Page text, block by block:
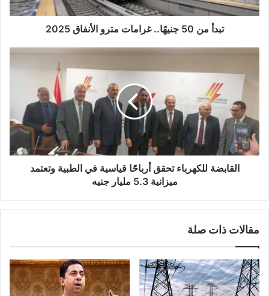
ر
ي
تبدأ من 50 جنيهًا.. غرامات مترو الأنفاق 2025
​القابضة للكهرباء تحقق أرباحًا قياسية في الطبية وتعتمد
ميزانية 5.3 مليار جنيه
مقالات ذات صلة